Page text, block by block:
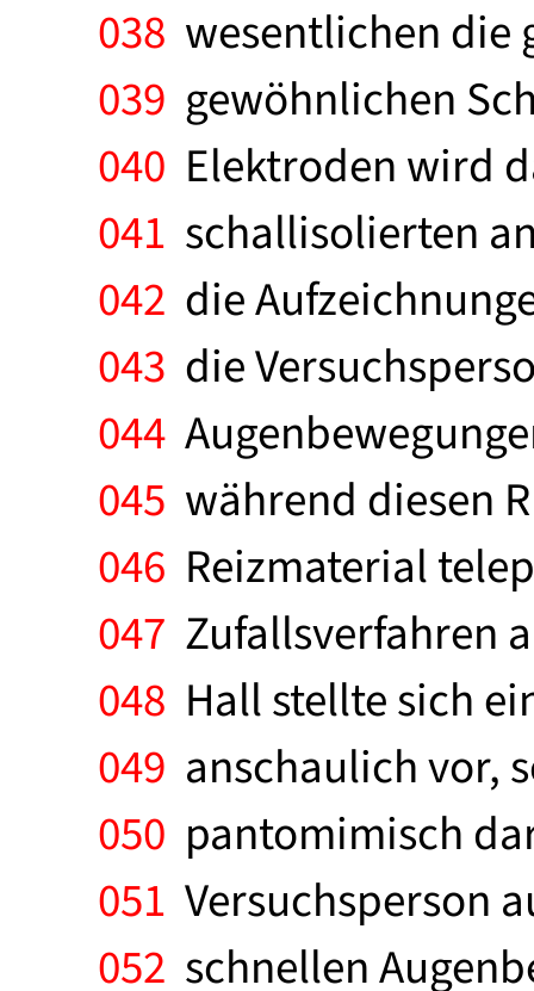
038 wesentlichen die
039 gewöhnlichen
040 Elektroden wird
041 schallisolierten
042 die
043 die
044
045 während diesen
046 Reizmaterial
047 Zufallsverfahren
048 Hall stellte sich
049 anschaulich vor,
050 pantomimisch
051 Versuchsperson
052 schnellen